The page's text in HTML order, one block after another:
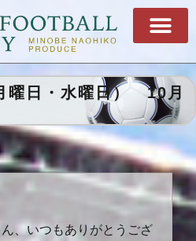
曜日・水曜日） 10月
、いつもありがとうござ